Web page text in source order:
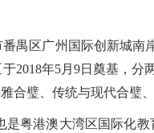
区广州国际创新城南
年5月9日奠基，分
合璧、传统与现代合璧
粤港澳大湾区国际化教